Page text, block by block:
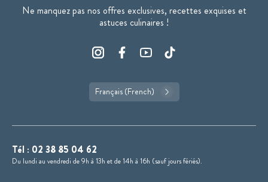
Ne manquez pas nos offres exclusives, recettes exquises et
astuces culinaires !
Français (French)
Tél : 02 38 85 04 62
Du lundi au vendredi de 9h à 13h et de 14h à 16h (sauf jours fériés).